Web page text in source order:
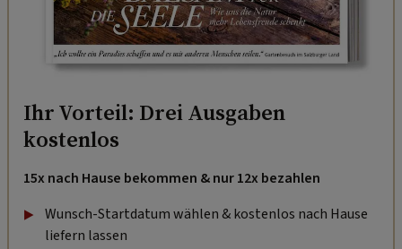
Ihr Vorteil: Drei Ausgaben
kostenlos
15x nach Hause bekommen & nur 12x bezahlen
Wunsch-Startdatum wählen & kostenlos nach Hause
liefern lassen